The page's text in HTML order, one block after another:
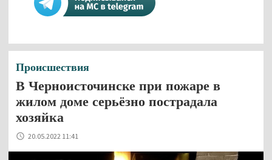
Происшествия
В Черноисточинске при пожаре в
жилом доме серьёзно пострадала
хозяйка
20.05.2022 11:41